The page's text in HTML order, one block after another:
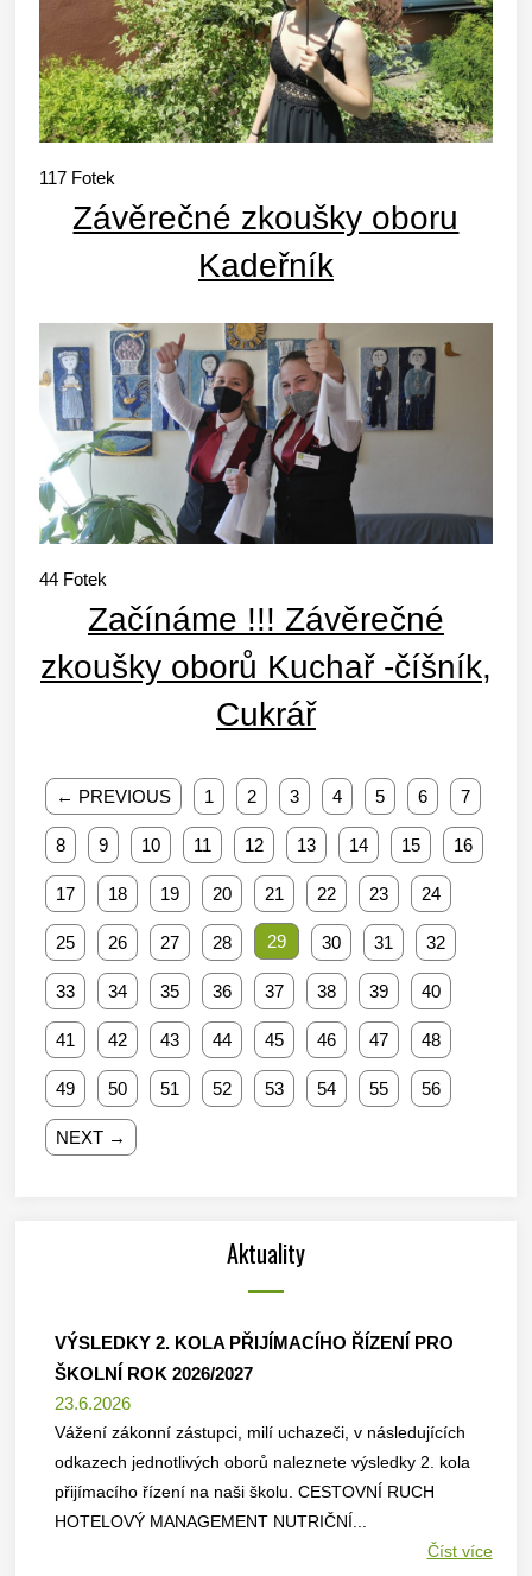
117 Fotek
Závěrečné zkoušky oboru
Kadeřník
44 Fotek
Začínáme !!! Závěrečné
zkoušky oborů Kuchař -číšník,
Cukrář
← PREVIOUS 1 2 3 4 5 6 7
8 9 10 11 12 13 14 15 16
17 18 19 20 21 22 23 24
25 26 27 28 29 30 31 32
33 34 35 36 37 38 39 40
41 42 43 44 45 46 47 48
49 50 51 52 53 54 55 56
NEXT →
Aktuality
VÝSLEDKY 2. KOLA PŘIJÍMACÍHO ŘÍZENÍ PRO
ŠKOLNÍ ROK 2026/2027
23.6.2026
Vážení zákonní zástupci, milí uchazeči, v následujících
odkazech jednotlivých oborů naleznete výsledky 2. kola
přijímacího řízení na naši školu. CESTOVNÍ RUCH
HOTELOVÝ MANAGEMENT NUTRIČNÍ...
Číst více